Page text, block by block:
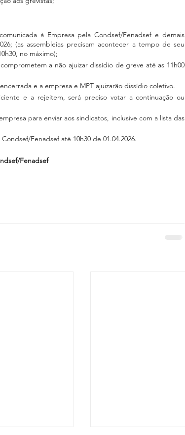
à Empresa pela Condsef/Fenadsef e demais
(as assembleias precisam acontecer a tempo de seu
no máximo);
a não ajuizar dissídio de greve até as 11h00
e a empresa e MPT ajuizarão dissídio coletivo.
e a rejeitem, será preciso votar a continuação ou
para enviar aos sindicatos, inclusive com a lista das
Fenadsef até 10h30 de 01.04.2026.
Fenadsef